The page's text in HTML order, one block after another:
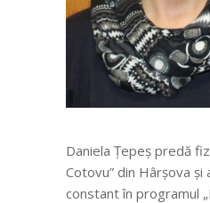
Daniela Țepeș predă
Cotovu” din Hârșova și
constant în programul